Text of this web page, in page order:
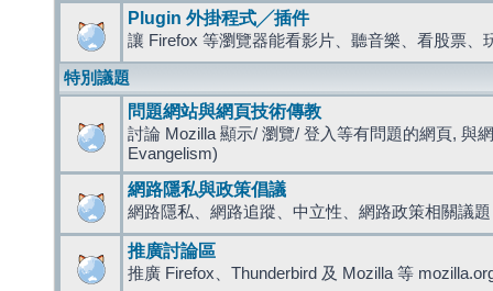
Plugin 外掛程式╱插件
讓 Firefox 等瀏覽器能看影片、聽音樂、看股票、
特別議題
問題網站與網頁技術傳教
討論 Mozilla 顯示/ 瀏覽/ 登入等有問題的網頁, 與
Evangelism)
網路隱私與政策倡議
網路隱私、網路追蹤、中立性、網路政策相關議題
推廣討論區
推廣 Firefox、Thunderbird 及 Mozilla 等